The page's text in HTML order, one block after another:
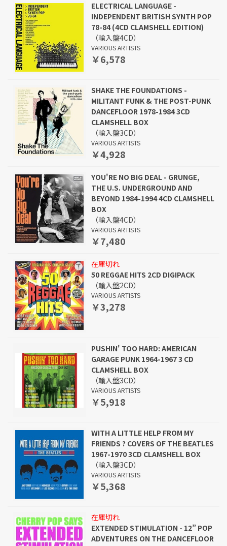
ELECTRICAL LANGUAGE -
INDEPENDENT BRITISH SYNTH POP
78-84 (4CD CLAMSHELL EDITION)
（輸入盤4CD）
VARIOUS ARTISTS
￥6,578
SHAKE THE FOUNDATIONS -
MILITANT FUNK & THE POST-PUNK
DANCEFLOOR 1978-1984 3CD
CLAMSHELL BOX
（輸入盤3CD）
VARIOUS ARTISTS
￥4,928
YOU'RE NO BIG DEAL - GRUNGE,
THE U.S. UNDERGROUND AND
BEYOND 1984-1994 4CD CLAMSHELL
BOX
（輸入盤4CD）
VARIOUS ARTISTS
￥7,480
在庫切れ
50 REGGAE HITS 2CD DIGIPACK
（輸入盤2CD）
VARIOUS ARTISTS
￥3,278
PUSHIN' TOO HARD: AMERICAN
GARAGE PUNK 1964-1967 3 CD
CLAMSHELL BOX
（輸入盤3CD）
VARIOUS ARTISTS
￥5,918
WITH A LITTLE HELP FROM MY
FRIENDS ? COVERS OF THE BEATLES
1967-1970 3CD CLAMSHELL BOX
（輸入盤3CD）
VARIOUS ARTISTS
￥5,368
在庫切れ
EXTENDED STIMULATION - 12” POP
ADVENTURES ON THE DANCEFLOOR